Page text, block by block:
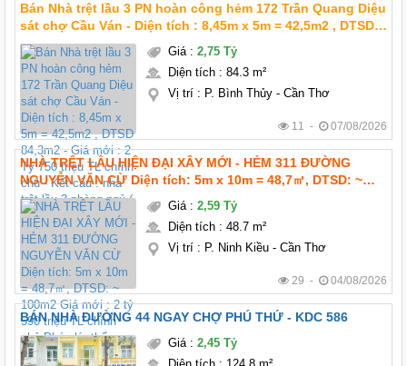
Bán Nhà trệt lầu 3 PN hoàn công hẻm 172 Trần Quang Diệu
sát chợ Cầu Ván - Diện tích : 8,45m x 5m = 42,5m2 , DTSD
84,3m2 - Giá mới : 2 Tỷ 750 triệu TL chính chủ - Kết cấu :
nhà trệt lầu 3 phòng ngủ (
Giá: 2,75 Tỷ
Diện tích: 84.3 m²
Vị trí: P. Bình Thủy - Cần Thơ
11 - 07/08/2026
NHÀ TRỆT LẦU HIỆN ĐẠI XÂY MỚI - HẺM 311 ĐƯỜNG
NGUYỄN VĂN CỪ Diện tích: 5m x 10m = 48,7㎡, DTSD: ~
100m2 Giá mới : 2 tỷ 590 triệu TL chính chủ Pháp lý: thổ
cư hoàn công Hướng: Tây bắc
Giá: 2,59 Tỷ
Diện tích: 48.7 m²
Vị trí: P. Ninh Kiều - Cần Thơ
29 - 04/08/2026
BÁN NHÀ ĐƯỜNG 44 NGAY CHỢ PHÚ THỨ - KDC 586
Giá: 2,45 Tỷ